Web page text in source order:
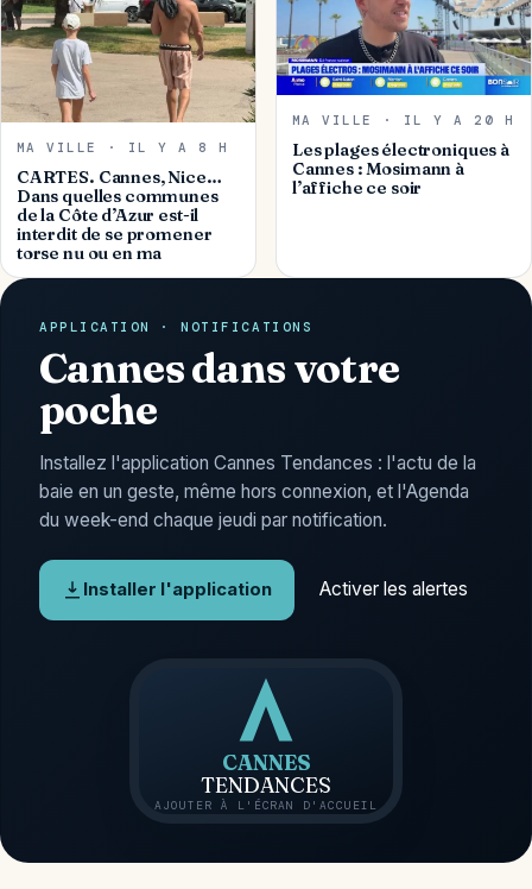
MA VILLE · IL Y A 8 H
CARTES. Cannes, Nice…
Dans quelles communes
de la Côte d’Azur est-il
interdit de se promener
torse nu ou en ma
MA VILLE · IL Y A 20 H
Les plages électroniques à
Cannes : Mosimann à
l’affiche ce soir
APPLICATION · NOTIFICATIONS
Cannes dans votre
poche
Installez l'application Cannes Tendances : l'actu de la
baie en un geste, même hors connexion, et l'Agenda
du week-end chaque jeudi par notification.
Installer l'application Activer les alertes
CANNES
TENDANCES
AJOUTER À L'ÉCRAN D'ACCUEIL